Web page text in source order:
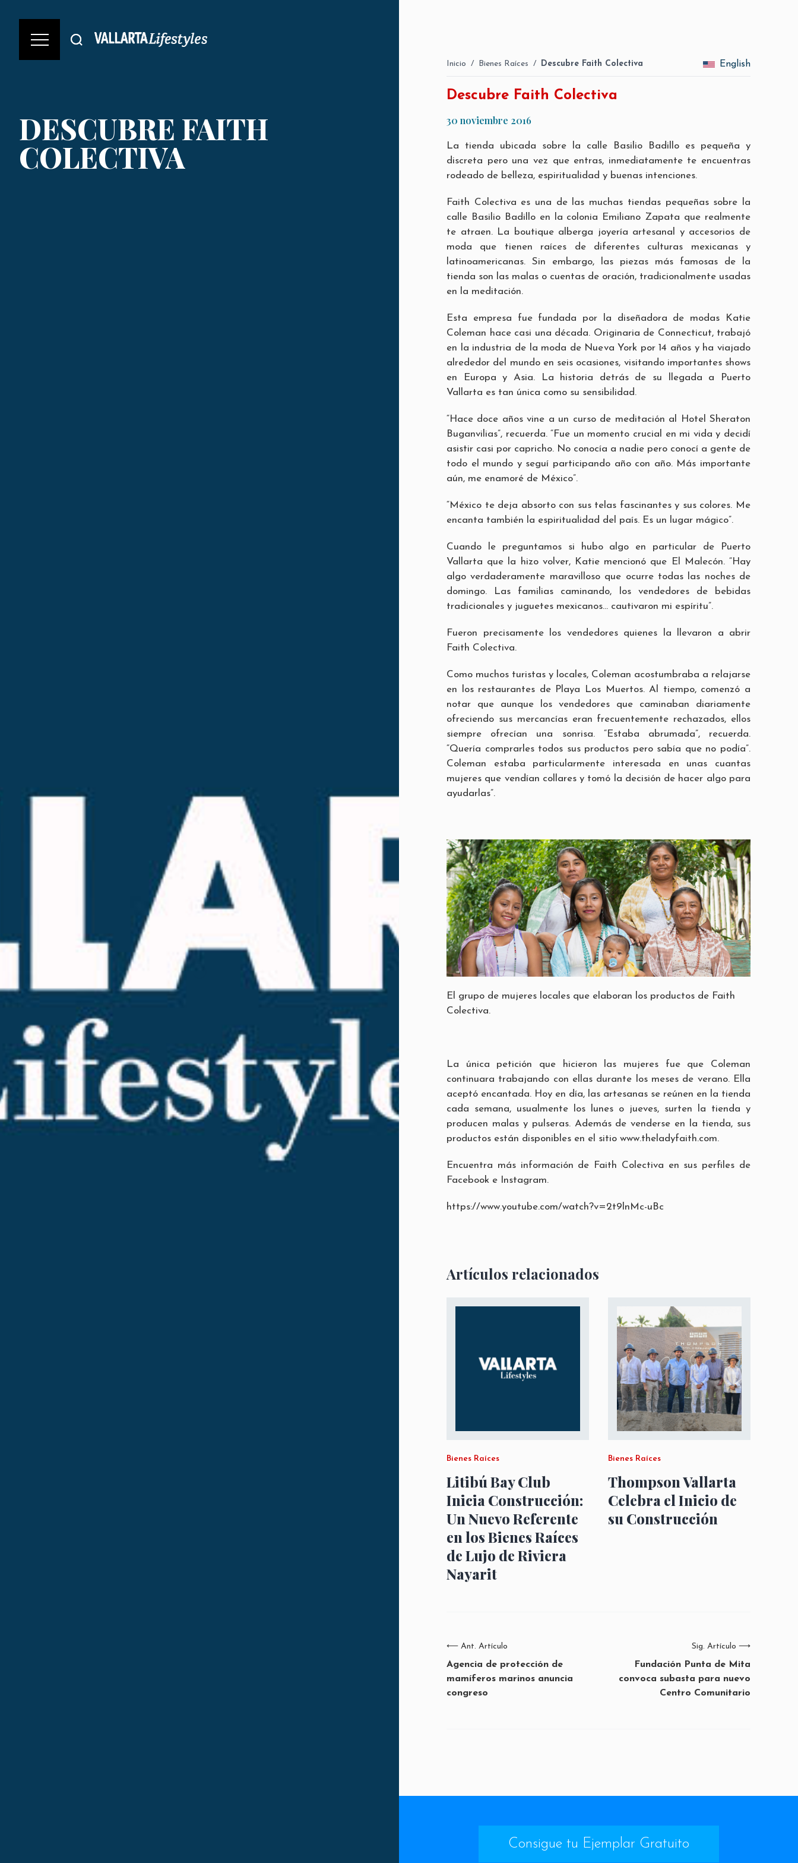
DESCUBRE FAITH
COLECTIVA
Inicio / Bienes Raíces / Descubre Faith Colectiva English
Descubre Faith Colectiva
30 noviembre 2016
La tienda ubicada sobre la calle Basilio Badillo es pequeña y
discreta pero una vez que entras, inmediatamente te encuentras
rodeado de belleza, espiritualidad y buenas intenciones.
Faith Colectiva es una de las muchas tiendas pequeñas sobre la
calle Basilio Badillo en la colonia Emiliano Zapata que realmente
te atraen. La boutique alberga joyería artesanal y accesorios de
moda que tienen raíces de diferentes culturas mexicanas y
latinoamericanas. Sin embargo, las piezas más famosas de la
tienda son las malas o cuentas de oración, tradicionalmente usadas
en la meditación.
Esta empresa fue fundada por la diseñadora de modas Katie
Coleman hace casi una década. Originaria de Connecticut, trabajó
en la industria de la moda de Nueva York por 14 años y ha viajado
alrededor del mundo en seis ocasiones, visitando importantes shows
en Europa y Asia. La historia detrás de su llegada a Puerto
Vallarta es tan única como su sensibilidad.
“Hace doce años vine a un curso de meditación al Hotel Sheraton
Buganvilias”, recuerda. “Fue un momento crucial en mi vida y decidí
asistir casi por capricho. No conocía a nadie pero conocí a gente de
todo el mundo y seguí participando año con año. Más importante
aún, me enamoré de México”.
“México te deja absorto con sus telas fascinantes y sus colores. Me
encanta también la espiritualidad del país. Es un lugar mágico”.
Cuando le preguntamos si hubo algo en particular de Puerto
Vallarta que la hizo volver, Katie mencionó que El Malecón. “Hay
algo verdaderamente maravilloso que ocurre todas las noches de
domingo. Las familias caminando, los vendedores de bebidas
tradicionales y juguetes mexicanos… cautivaron mi espíritu”.
Fueron precisamente los vendedores quienes la llevaron a abrir
Faith Colectiva.
Como muchos turistas y locales, Coleman acostumbraba a relajarse
en los restaurantes de Playa Los Muertos. Al tiempo, comenzó a
notar que aunque los vendedores que caminaban diariamente
ofreciendo sus mercancías eran frecuentemente rechazados, ellos
siempre ofrecían una sonrisa. “Estaba abrumada”, recuerda.
“Quería comprarles todos sus productos pero sabía que no podía”.
Coleman estaba particularmente interesada en unas cuantas
mujeres que vendían collares y tomó la decisión de hacer algo para
ayudarlas”.
El grupo de mujeres locales que elaboran los productos de Faith
Colectiva.
La única petición que hicieron las mujeres fue que Coleman
continuara trabajando con ellas durante los meses de verano. Ella
aceptó encantada. Hoy en día, las artesanas se reúnen en la tienda
cada semana, usualmente los lunes o jueves, surten la tienda y
producen malas y pulseras. Además de venderse en la tienda, sus
productos están disponibles en el sitio www.theladyfaith.com.
Encuentra más información de Faith Colectiva en sus perfiles de
Facebook e Instagram.
https://www.youtube.com/watch?v=2t9lnMc-uBc
Artículos relacionados
Bienes Raíces
Litibú Bay Club
Inicia Construcción:
Un Nuevo Referente
en los Bienes Raíces
de Lujo de Riviera
Nayarit
Bienes Raíces
Thompson Vallarta
Celebra el Inicio de
su Construcción
⟵ Ant. Artículo
Agencia de protección de
mamíferos marinos anuncia
congreso
Sig. Artículo ⟶
Fundación Punta de Mita
convoca subasta para nuevo
Centro Comunitario
Consigue tu Ejemplar Gratuito